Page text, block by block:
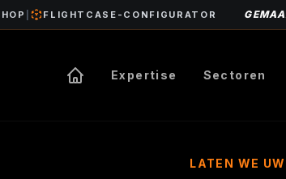
FLIGHTCASE-CONFIGURATOR
Expertise Sectoren
LATEN WE